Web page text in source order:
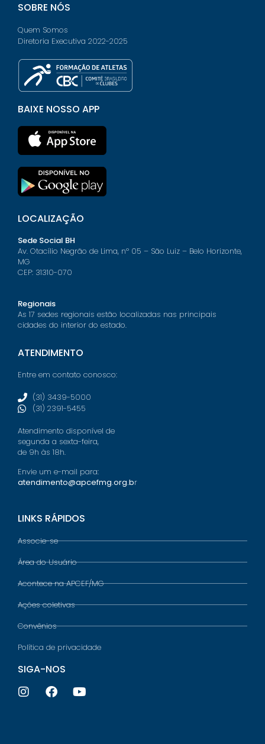
SOBRE NÓS
Quem Somos
Diretoria Executiva 2022-2025
BAIXE NOSSO APP
LOCALIZAÇÃO
Sede Social BH
Av. Otacílio Negrão de Lima, nº 05 – São Luiz – Belo Horizonte,
MG
CEP: 31310-070
Regionais
As 17 sedes regionais estão localizadas nas principais
cidades do interior do estado.
ATENDIMENTO
Entre em contato conosco:
(31) 3439-5000
(31) 2391-5455
Atendimento disponível de
segunda a sexta-feira,
de 9h às 18h.
Envie um e-mail para:
atendimento@apcefmg.org.br
LINKS RÁPIDOS
Associe-se
Área do Usuário
Acontece na APCEF/MG
Ações coletivas
Convênios
Política de privacidade
SIGA-NOS